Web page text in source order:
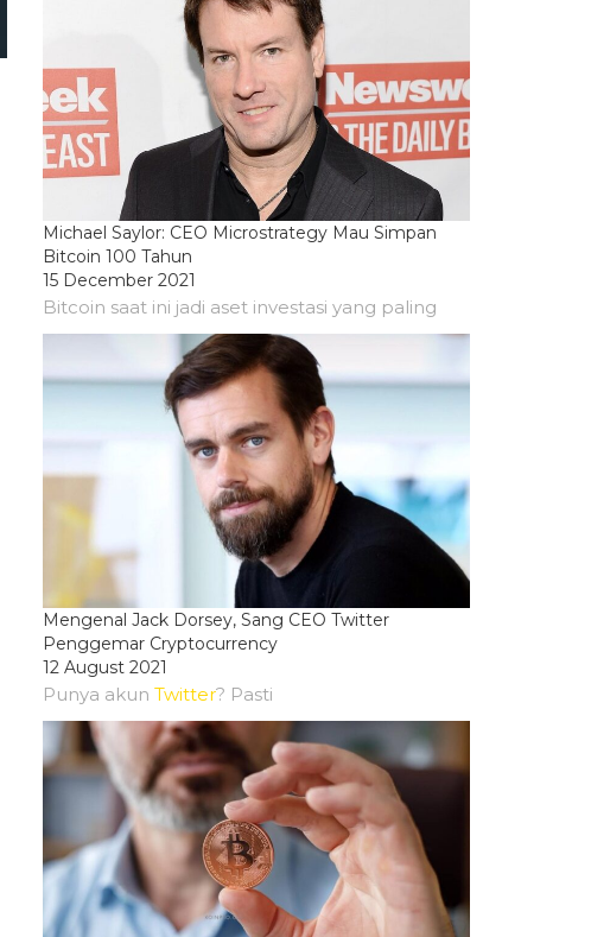
Michael Saylor: CEO Microstrategy Mau Simpan
Bitcoin 100 Tahun
15 December 2021
Bitcoin saat ini jadi aset investasi yang paling
Mengenal Jack Dorsey, Sang CEO Twitter
Penggemar Cryptocurrency
12 August 2021
Punya akun Twitter? Pasti